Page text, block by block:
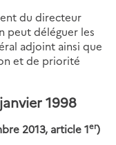
du directeur
peut déléguer les
adjoint ainsi que
et de priorité
1998
2013, article 1er)